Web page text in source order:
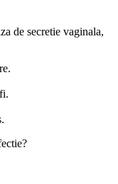
de secretie vaginala,